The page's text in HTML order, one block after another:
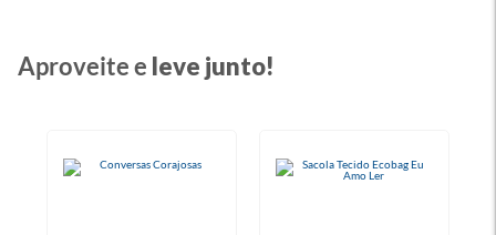
Aproveite e leve junto!